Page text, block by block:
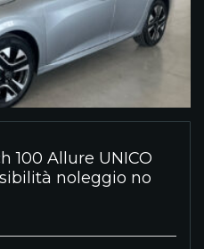
100 Allure UNICO
noleggio no